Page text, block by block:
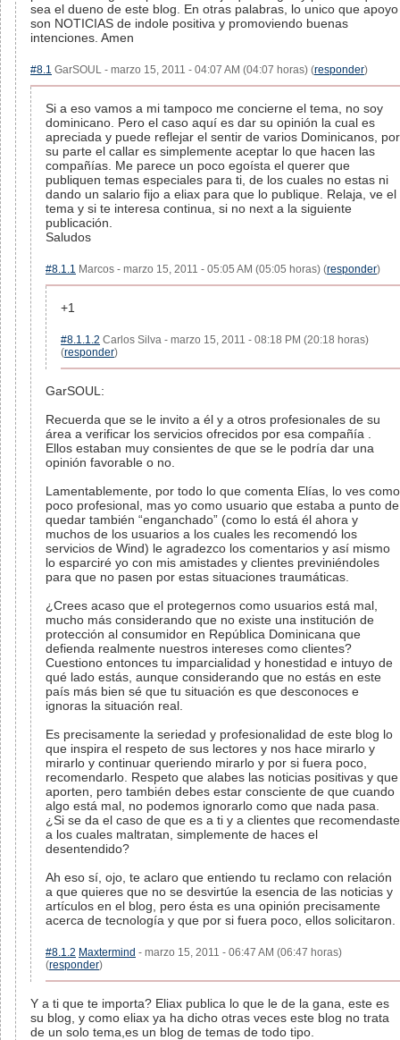
sea el dueno de este blog. En otras palabras, lo unico que apoyo
son NOTICIAS de indole positiva y promoviendo buenas
intenciones. Amen
#8.1 GarSOUL - marzo 15, 2011 - 04:07 AM (04:07 horas) (responder)
Si a eso vamos a mi tampoco me concierne el tema, no soy
dominicano. Pero el caso aquí es dar su opinión la cual es
apreciada y puede reflejar el sentir de varios Dominicanos, por
su parte el callar es simplemente aceptar lo que hacen las
compañías. Me parece un poco egoísta el querer que
publiquen temas especiales para ti, de los cuales no estas ni
dando un salario fijo a eliax para que lo publique. Relaja, ve el
tema y si te interesa continua, si no next a la siguiente
publicación.
Saludos
#8.1.1 Marcos - marzo 15, 2011 - 05:05 AM (05:05 horas) (responder)
+1
#8.1.1.2 Carlos Silva - marzo 15, 2011 - 08:18 PM (20:18 horas)
(responder)
GarSOUL:
Recuerda que se le invito a él y a otros profesionales de su
área a verificar los servicios ofrecidos por esa compañía .
Ellos estaban muy consientes de que se le podría dar una
opinión favorable o no.
Lamentablemente, por todo lo que comenta Elías, lo ves como
poco profesional, mas yo como usuario que estaba a punto de
quedar también “enganchado” (como lo está él ahora y
muchos de los usuarios a los cuales les recomendó los
servicios de Wind) le agradezco los comentarios y así mismo
lo esparciré yo con mis amistades y clientes previniéndoles
para que no pasen por estas situaciones traumáticas.
¿Crees acaso que el protegernos como usuarios está mal,
mucho más considerando que no existe una institución de
protección al consumidor en República Dominicana que
defienda realmente nuestros intereses como clientes?
Cuestiono entonces tu imparcialidad y honestidad e intuyo de
qué lado estás, aunque considerando que no estás en este
país más bien sé que tu situación es que desconoces e
ignoras la situación real.
Es precisamente la seriedad y profesionalidad de este blog lo
que inspira el respeto de sus lectores y nos hace mirarlo y
mirarlo y continuar queriendo mirarlo y por si fuera poco,
recomendarlo. Respeto que alabes las noticias positivas y que
aporten, pero también debes estar consciente de que cuando
algo está mal, no podemos ignorarlo como que nada pasa.
¿Si se da el caso de que es a ti y a clientes que recomendaste
a los cuales maltratan, simplemente de haces el
desentendido?
Ah eso sí, ojo, te aclaro que entiendo tu reclamo con relación
a que quieres que no se desvirtúe la esencia de las noticias y
artículos en el blog, pero ésta es una opinión precisamente
acerca de tecnología y que por si fuera poco, ellos solicitaron.
#8.1.2 Maxtermind - marzo 15, 2011 - 06:47 AM (06:47 horas)
(responder)
Y a ti que te importa? Eliax publica lo que le de la gana, este es
su blog, y como eliax ya ha dicho otras veces este blog no trata
de un solo tema,es un blog de temas de todo tipo.